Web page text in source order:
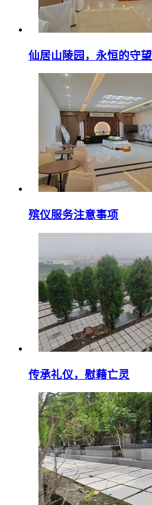
仙居山陵园，永恒的守望
殡仪服务注意事项
传承礼仪，慰藉亡灵